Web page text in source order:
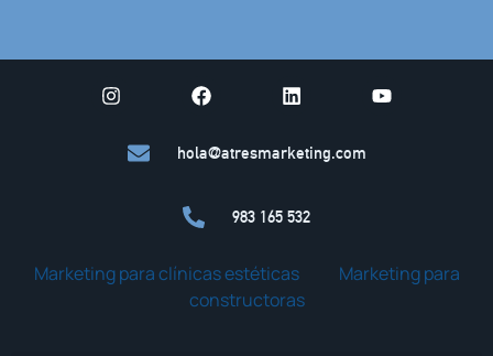
hola@atresmarketing.com
983 165 532
Marketing para clínicas estéticas
Marketing para
constructoras